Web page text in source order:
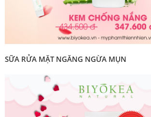
SỮA RỬA MẶT NGĂNG NGỪA MỤN